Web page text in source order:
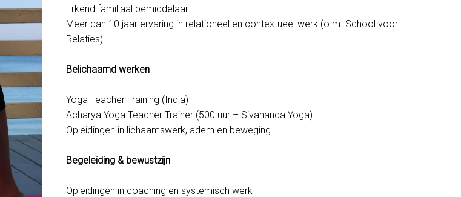
Erkend familiaal bemiddelaar
Meer dan 10 jaar ervaring in relationeel en contextueel werk (o.m. School voor
Relaties)
Belichaamd werken
Yoga Teacher Training (India)
Acharya Yoga Teacher Trainer (500 uur – Sivananda Yoga)
Opleidingen in lichaamswerk, adem en beweging
Begeleiding & bewustzijn
Opleidingen in coaching en systemisch werk